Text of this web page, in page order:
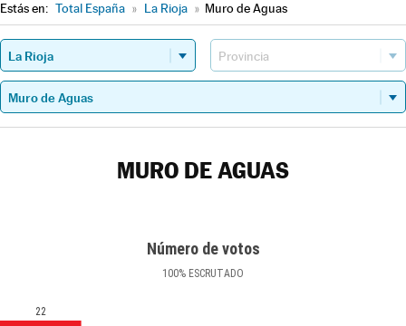
Estás en: Total España » La Rioja » Muro de Aguas
MURO DE AGUAS
Número de votos
100% ESCRUTADO
22